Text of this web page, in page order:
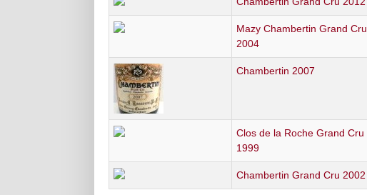
Mazy Chambertin Grand Cru
2004
Chambertin 2007
Clos de la Roche Grand Cru
1999
Chambertin Grand Cru 2002